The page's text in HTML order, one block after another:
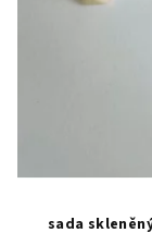
sada